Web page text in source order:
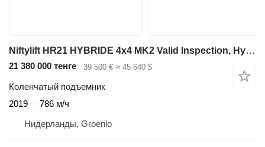
Niftylift HR21 HYBRIDE 4x4 MK2 Valid Inspection, Hybrid, 4x4
21 380 000 тенге 39 500 € ≈ 45 640 $
Коленчатый подъемник
2019
786 м/ч
Нидерланды, Groenlo